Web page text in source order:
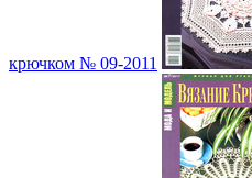
крючком № 09-2011